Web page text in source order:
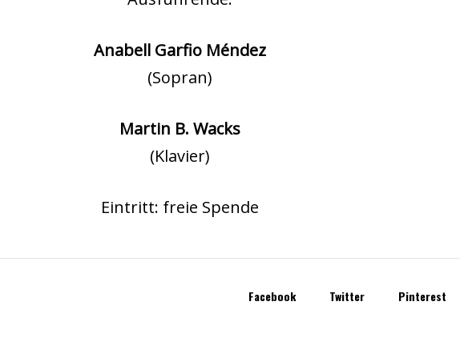
Anabell Garfio Méndez
(Sopran)
Martin B. Wacks
(Klavier)
Eintritt: freie Spende
Facebook Twitter Pinterest